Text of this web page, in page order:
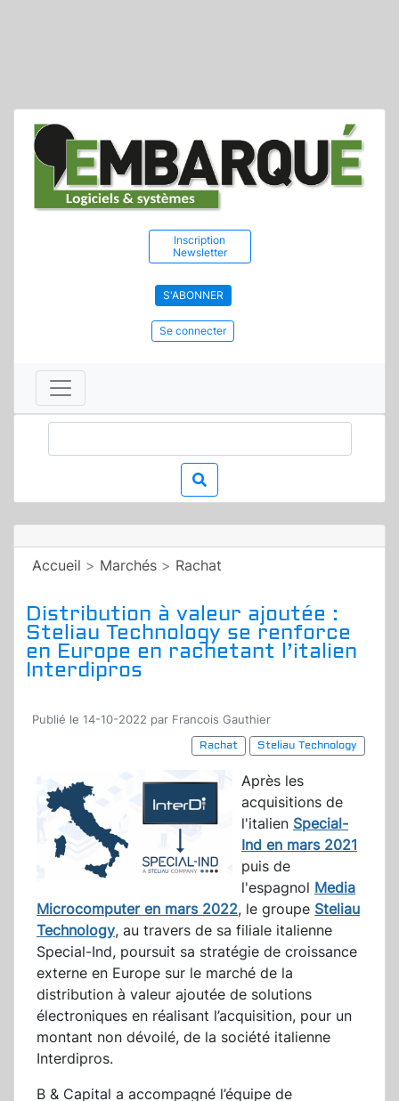
Inscription
Newsletter
S'ABONNER
Se connecter
Accueil > Marchés > Rachat
Distribution à valeur ajoutée :
Steliau Technology se renforce
en Europe en rachetant l’italien
Interdipros
Publié le 14-10-2022 par Francois Gauthier
Rachat
Steliau Technology
Après les
acquisitions de
l'italien Special-
Ind en mars 2021
puis de
l'espagnol Media
Microcomputer en mars 2022, le groupe Steliau
Technology, au travers de sa filiale italienne
Special-Ind, poursuit sa stratégie de croissance
externe en Europe sur le marché de la
distribution à valeur ajoutée de solutions
électroniques en réalisant l’acquisition, pour un
montant non dévoilé, de la société italienne
Interdipros.
B & Capital a accompagné l’équipe de